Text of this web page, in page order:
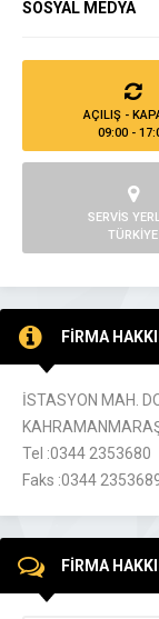
SOSYAL MEDYA
AÇILIŞ -
09:00 -
SERVİS
TÜRKİYE
FİRMA
İSTASYON MAH.
Tel :0344 2353680
Faks :0344
FİRMA